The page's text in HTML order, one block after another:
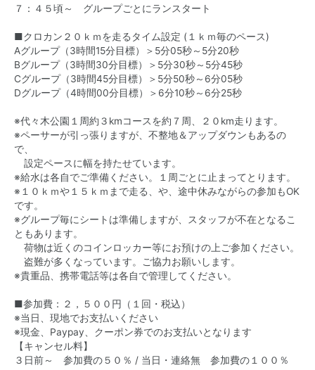
７：４５頃～ グループごとにランスタート
■クロカン２０ｋｍを走るタイム設定 (１ｋｍ毎のペース)
Aグループ（3時間15分目標）＞5分05秒～5分20秒
Bグループ（3時間30分目標）＞5分30秒～5分45秒
Cグループ（3時間45分目標）＞5分50秒～6分05秒
Dグループ（4時間00分目標）＞6分10秒～6分25秒
※代々木公園１周約３kmコースを約７周、２０km走ります。
※ペーサーが引っ張りますが、不整地＆アップダウンもあるの
で、
設定ペースに幅を持たせています。
※給水は各自でご準備ください。１周ごとに止まってとります。
※１０ｋｍや１５ｋｍまで走る、や、途中休みながらの参加もOK
です。
※グループ毎にシートは準備しますが、スタッフが不在となるこ
ともあります。
荷物は近くのコインロッカー等にお預けの上ご参加ください。
盗難が多くなっています。ご協力お願いします。
※貴重品、携帯電話等は各自で管理してください。
■参加費：２，５００円（１回・税込）
※当日、現地でお支払いください
※現金、Paypay、クーポン券でのお支払いとなります
【キャンセル料】
３日前～ 参加費の５０％ / 当日・連絡無 参加費の１００％